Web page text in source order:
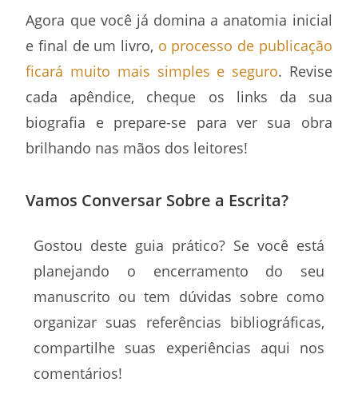
Agora que você já domina a anatomia inicial
e final de um livro, o processo de publicação
ficará muito mais simples e seguro. Revise
cada apêndice, cheque os links da sua
biografia e prepare-se para ver sua obra
brilhando nas mãos dos leitores!
Vamos Conversar Sobre a Escrita?
Gostou deste guia prático? Se você está
planejando o encerramento do seu
manuscrito ou tem dúvidas sobre como
organizar suas referências bibliográficas,
compartilhe suas experiências aqui nos
comentários!